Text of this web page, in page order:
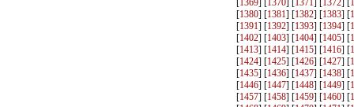
[1369] [1370] [1371] [1372] [
[1380] [1381] [1382] [1383] [
[1391] [1392] [1393] [1394] [
[1402] [1403] [1404] [1405] [
[1413] [1414] [1415] [1416] [
[1424] [1425] [1426] [1427] [
[1435] [1436] [1437] [1438] [
[1446] [1447] [1448] [1449] [
[1457] [1458] [1459] [1460] [